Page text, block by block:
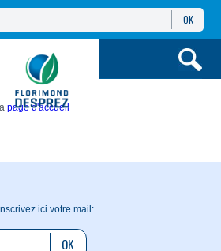
OK
page d'accueil
ici votre mail:
OK